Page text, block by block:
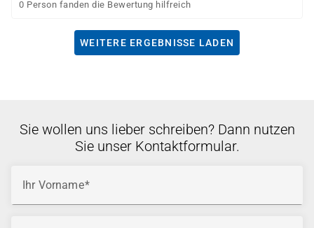
0 Person fanden die Bewertung hilfreich
WEITERE ERGEBNISSE LADEN
Sie wollen uns lieber schreiben? Dann nutzen
Sie unser Kontaktformular.
Ihr Vorname